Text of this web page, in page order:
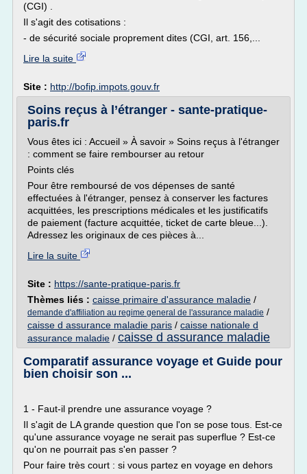
(CGI) .
Il s'agit des cotisations :
- de sécurité sociale proprement dites (CGI, art. 156,...
Lire la suite
Site : http://bofip.impots.gouv.fr
Soins reçus à l’étranger - sante-pratique-
paris.fr
Vous êtes ici : Accueil » À savoir » Soins reçus à l'étranger
: comment se faire rembourser au retour
Points clés
Pour être remboursé de vos dépenses de santé
effectuées à l'étranger, pensez à conserver les factures
acquittées, les prescriptions médicales et les justificatifs
de paiement (facture acquittée, ticket de carte bleue...).
Adressez les originaux de ces pièces à...
Lire la suite
Site : https://sante-pratique-paris.fr
Thèmes liés : caisse primaire d'assurance maladie /
demande d'affiliation au regime general de l'assurance maladie /
caisse d assurance maladie paris / caisse nationale d
assurance maladie / caisse d assurance maladie
Comparatif assurance voyage et Guide pour
bien choisir son ...
1 - Faut-il prendre une assurance voyage ?
Il s'agit de LA grande question que l'on se pose tous. Est-ce
qu'une assurance voyage ne serait pas superflue ? Est-ce
qu'on ne pourrait pas s'en passer ?
Pour faire très court : si vous partez en voyage en dehors